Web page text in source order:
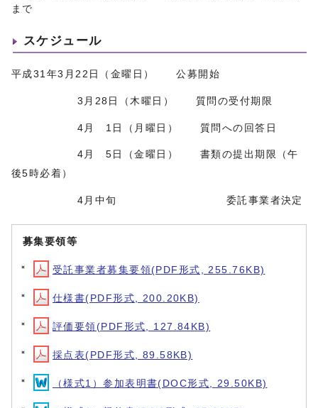
まで
スケジュール
平成31年3月22日（金曜日） 公募開始
3月28日（木曜日） 質問の受付期限
4月 1日（月曜日） 質問への回答日
4月 5日（金曜日） 書類の提出期限（午
後5時必着）
4月中旬 委託事業者決定
募集要領等
受託事業者募集要領(PDF形式, 255.76KB)
仕様書(PDF形式, 200.20KB)
評価要領(PDF形式, 127.84KB)
採点表(PDF形式, 89.58KB)
（様式1）参加表明書(DOC形式, 29.50KB)